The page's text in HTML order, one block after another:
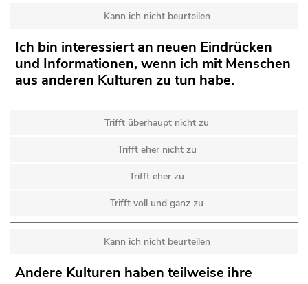
Kann ich nicht beurteilen
Ich bin interessiert an neuen Eindrücken
und Informationen, wenn ich mit Menschen
aus anderen Kulturen zu tun habe.
Trifft überhaupt nicht zu
Trifft eher nicht zu
Trifft eher zu
Trifft voll und ganz zu
Kann ich nicht beurteilen
Andere Kulturen haben teilweise ihre